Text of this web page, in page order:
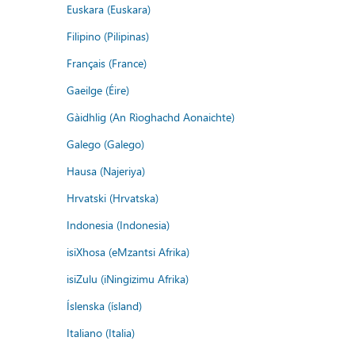
Euskara (Euskara)
Filipino (Pilipinas)
Français (France)
Gaeilge (Éire)
Gàidhlig (An Rìoghachd Aonaichte)
Galego (Galego)
Hausa (Najeriya)
Hrvatski (Hrvatska)
Indonesia (Indonesia)
isiXhosa (eMzantsi Afrika)
isiZulu (iNingizimu Afrika)
Íslenska (ísland)
Italiano (Italia)